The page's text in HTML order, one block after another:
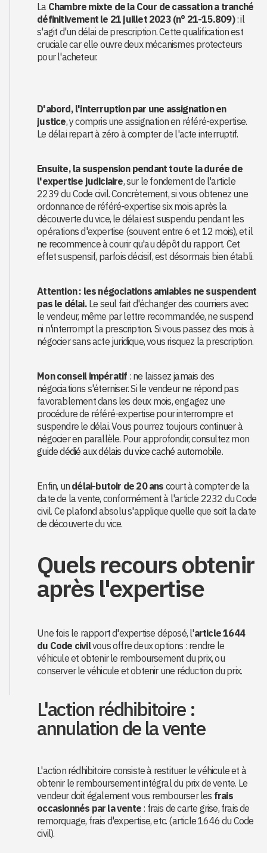
La Chambre mixte de la Cour de cassation a tranché
définitivement le 21 juillet 2023 (n° 21-15.809): il
s'agit d'un délai de prescription. Cette qualification est
cruciale car elle ouvre deux mécanismes protecteurs
pour l'acheteur.
D'abord, l'interruption par une assignation en
justice, y compris une assignation en référé-expertise.
Le délai repart à zéro à compter de l'acte interruptif.
Ensuite, la suspension pendant toute la durée de
l'expertise judiciaire, sur le fondement de l'article
2239 du Code civil. Concrètement, si vous obtenez une
ordonnance de référé-expertise six mois après la
découverte du vice, le délai est suspendu pendant les
opérations d'expertise (souvent entre 6 et 12 mois), et il
ne recommence à courir qu'au dépôt du rapport. Cet
effet suspensif, parfois décisif, est désormais bien établi.
Attention : les négociations amiables ne suspendent
pas le délai.Le seul fait d'échanger des courriers avec
le vendeur, même par lettre recommandée, ne suspend
ni n'interrompt la prescription. Si vous passez des mois à
négocier sans acte juridique, vous risquez la prescription.
Mon conseil impératif : ne laissez jamais des
négociations s'éterniser. Si le vendeur ne répond pas
favorablement dans les deux mois, engagez une
procédure de référé-expertise pour interrompre et
suspendre le délai. Vous pourrez toujours continuer à
négocier en parallèle. Pour approfondir, consultez mon
guide dédié aux délais du vice caché automobile.
Enfin, un délai-butoir de 20 ans court à compter de la
date de la vente, conformément à l'article 2232 du Code
civil. Ce plafond absolu s'applique quelle que soit la date
de découverte du vice.
Quels recours obtenir
après l'expertise
Une fois le rapport d'expertise déposé, l'article 1644
du Code civilvous offre deux options : rendre le
véhicule et obtenir le remboursement du prix, ou
conserver le véhicule et obtenir une réduction du prix.
L'action rédhibitoire :
annulation de la vente
L'action rédhibitoire consiste à restituer le véhicule et à
obtenir le remboursement intégral du prix de vente. Le
vendeur doit également vous rembourser les frais
occasionnés par la vente : frais de carte grise, frais de
remorquage, frais d'expertise, etc. (article 1646 du Code
civil).